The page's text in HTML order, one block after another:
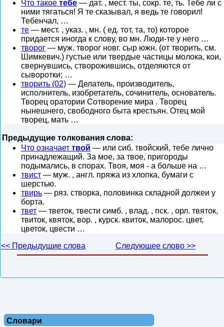
Что такое тебе — дат. , мест. ты, сокр. те, ть. Тебе ли с
ними тягаться! Я те сказывал, я ведь те говорил!
Тебенчал, …
те — мест. , указ. , мн. ( ед. тот, та, то) которое
придается иногда к слову, во мн. Люди-те у него …
творог — муж. творог новг. сыр южн. (от творить, см.
Шимкевич.) густые или твердые частицы молока, кои,
свернувшись, створожившись, отделяются от
сыворотки; …
творить (02) — Делатель, производитель,
исполнитель, изобретатель, сочинитель, основатель.
Творец оратории Сотворение мира . Творец
нынешнего, свободного быта крестьян. Отец мой
творец, мать …
Предыдущие толкования слова:
Что означает твой — или сиб. твойский, тебе лично
принадлежащий. За мое, за твое, пригороды
подымались, в спорах. Твоя, моя - а больше на …
твист — муж. , англ. пряжа из хлопка, бумаги с
шерстью.
твирь — ряз. створка, половинка складной должеи у
борта.
твет — тветок, твести симб. , влад. , пск. , орл. твяток,
твиток, квяток, вор. , курск. квиток, малорос. цвет,
цветок, цвести …
<< Предыдущие слова
Следующее слово >>
Словари